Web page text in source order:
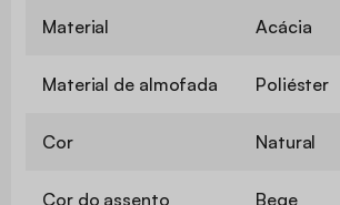
Material Acácia
Material de almofada Poliéster
Cor Natural
Cor do assento Bege